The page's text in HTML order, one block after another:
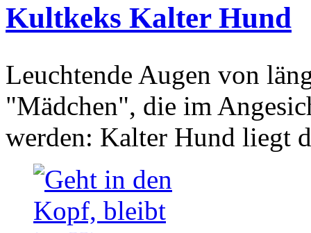
Kultkeks Kalter Hund
Leuchtende Augen von
"Mädchen", die im
werden: Kalter Hund liegt